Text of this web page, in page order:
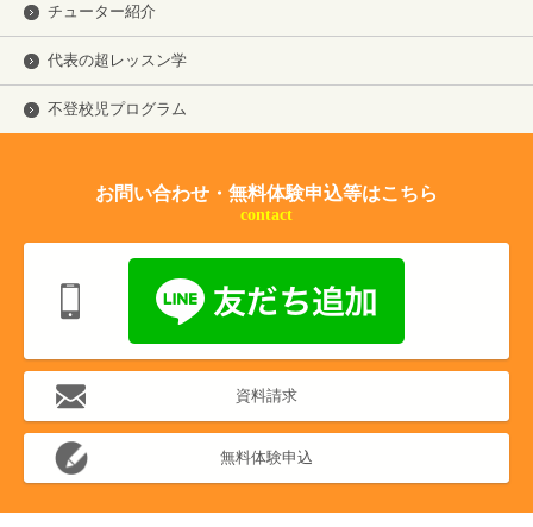
チューター紹介
代表の超レッスン学
不登校児プログラム
お問い合わせ・無料体験申込等はこちら
contact
資料請求
無料体験申込